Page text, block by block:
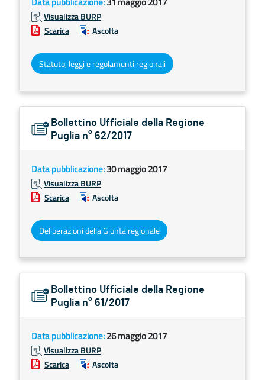
Visualizza BURP
Scarica
Ascolta
Statuto, leggi e regolamenti regionali
Bollettino Ufficiale della Regione
Puglia n° 62/2017
Data pubblicazione:30 maggio 2017
Visualizza BURP
Scarica
Ascolta
Deliberazioni della Giunta regionale
Bollettino Ufficiale della Regione
Puglia n° 61/2017
Data pubblicazione:26 maggio 2017
Visualizza BURP
Scarica
Ascolta